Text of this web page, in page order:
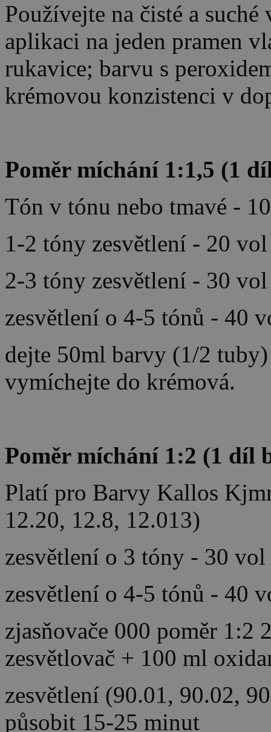
Používejte na čisté a
aplikaci na jeden pramen
rukavice; barvu s
krémovou konzistenci v
Poměr míchání 1:1,5 (1
Tón v tónu nebo tmavé -
1-2 tóny zesvětlení - 20
2-3 tóny zesvětlení - 30
zesvětlení o 4-5 tónů - 40
dejte 50ml barvy (1/2
vymíchejte do krémová.
Poměr míchání 1:2 (1 díl
Platí pro Barvy Kallos
12.20, 12.8, 12.013)
zesvětlení o 3 tóny - 30
zesvětlení o 4-5 tónů - 40
zjasňovače 000 poměr 1:2
zesvětlovač + 100 ml
zesvětlení (90.01, 90.02,
působit 15-25 minut